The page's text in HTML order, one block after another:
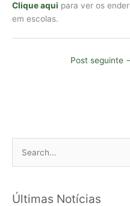
Clique aqui para ver os
em escolas.
Post seguinte
q
Últimas Notícias